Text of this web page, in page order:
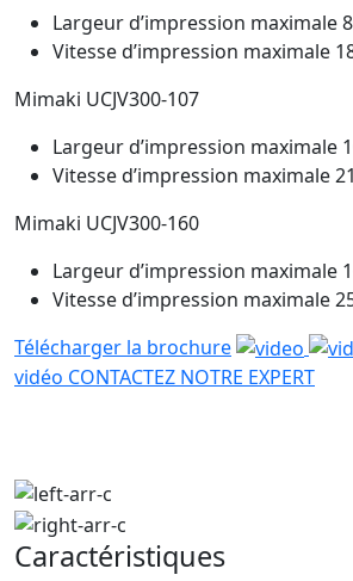
Largeur d’impression maximale
Vitesse d’impression maximale
Mimaki UCJV300-107
Largeur d’impression maximale
Vitesse d’impression maximale
Mimaki UCJV300-160
Largeur d’impression maximale
Vitesse d’impression maximale
Télécharger la brochure
vidéo CONTACTEZ NOTRE EXPERT
Caractéristiques